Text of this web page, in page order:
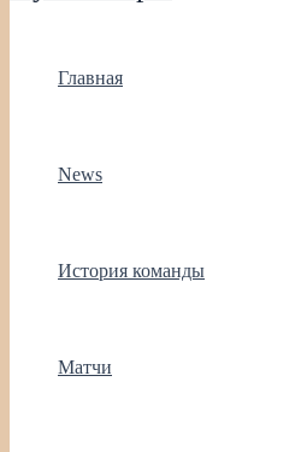
Главная
News
История команды
Матчи